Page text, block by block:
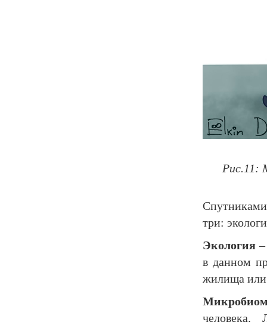
Рис.11:
три:
Экология –
в данном
жилища или
человека.